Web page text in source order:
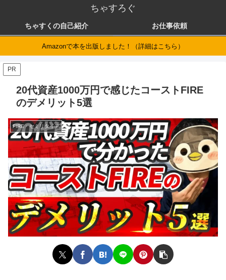
ちゃすろぐ
ちゃすくの自己紹介 お仕事依頼
Amazonで本を出版しました！（詳細はこちら）
PR
20代資産1000万円で感じたコーストFIRE
のデメリット5選
FIRE・セミリタイア